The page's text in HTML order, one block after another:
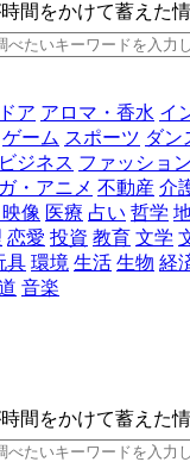
時間をかけて蓄えた
ア アロマ・香水 イ
ゲーム スポーツ ダン
ビジネス ファッション
・アニメ 不動産 介
像 医療 占い 哲学
恋愛 投資 教育 文学
具 環境 生活 生物 経
音楽
時間をかけて蓄えた